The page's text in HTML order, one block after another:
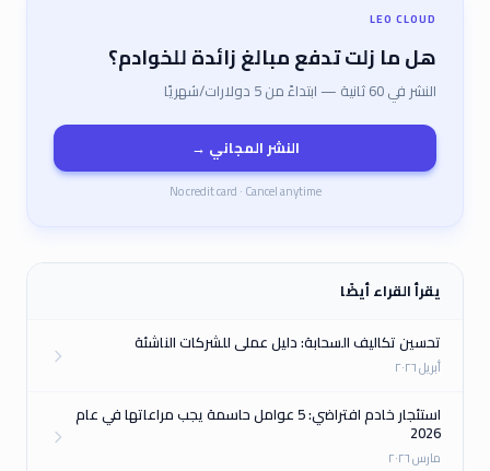
LEO CLOUD
هل ما زلت تدفع مبالغ زائدة للخوادم؟
النشر في 60 ثانية — ابتداءً من 5 دولارات/شهريًا
النشر المجاني →
No credit card · Cancel anytime
يقرأ القراء أيضًا
تحسين تكاليف السحابة: دليل عملي للشركات الناشئة
أبريل ٢٠٢٦
استئجار خادم افتراضي: 5 عوامل حاسمة يجب مراعاتها في عام
2026
مارس ٢٠٢٦